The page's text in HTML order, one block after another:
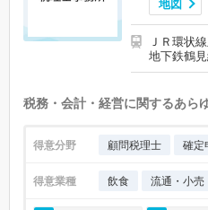
地図
ＪＲ環状
地下鉄鶴
税務・会計・経営に関するあら
得意分野 顧問税理士 確定
得意業種 飲食 流通・小売